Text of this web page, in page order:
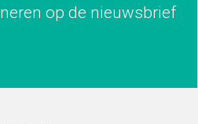
op de nieuwsbrief